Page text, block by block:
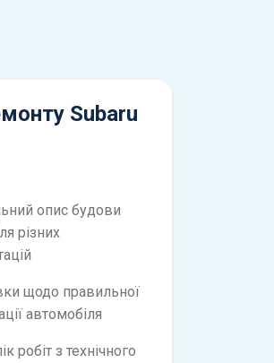
Subaru
опис будови
різних
щодо правильної
автомобіля
робіт з технічного